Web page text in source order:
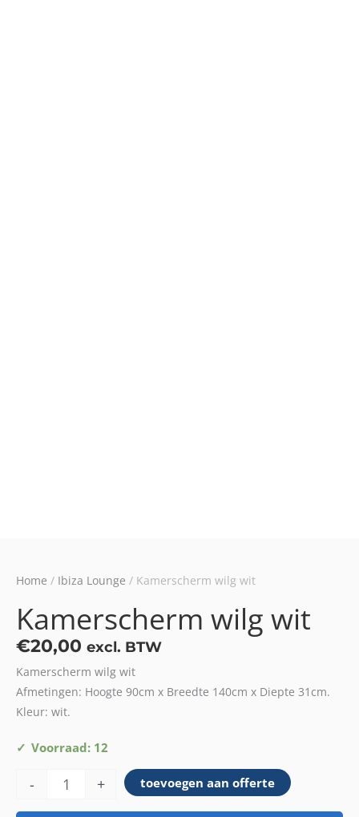
Home / Ibiza Lounge / Kamerscherm wilg wit
Kamerscherm wilg wit
€20,00 excl. BTW
Kamerscherm wilg wit
Afmetingen: Hoogte 90cm x Breedte 140cm x Diepte 31cm.
Kleur: wit.
Voorraad: 12
-
Kamerscherm
wit
+ toevoegen aan offerte